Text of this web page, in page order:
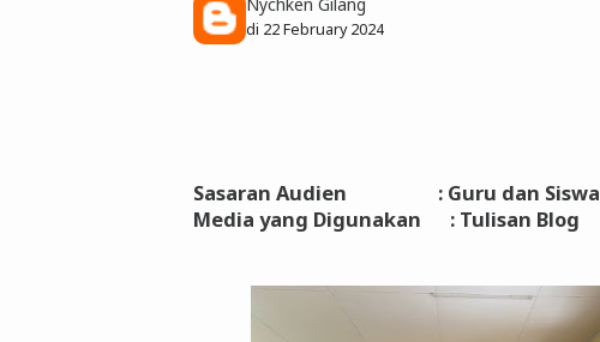
di 22 February 2024
Sasaran Audien : Guru dan Siswa
Media yang Digunakan : Tulisan Blog